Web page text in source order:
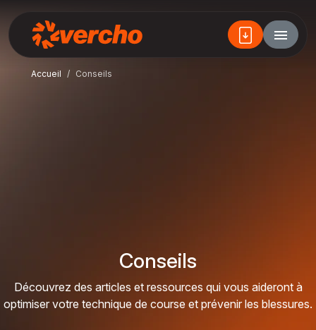
Accueil Conseils
Conseils
Découvrez des articles et ressources qui vous aideront à
optimiser votre technique de course et prévenir les blessures.